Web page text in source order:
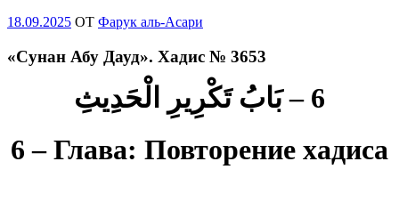
Опубликовано
18.09.2025 OT Фарук аль-Асари
«Сунан Абу Дауд». Хадис № 3653
6 – بَابُ تَكْرِيرِ الْحَدِيثِ
6 – Глава: Повторение хадиса